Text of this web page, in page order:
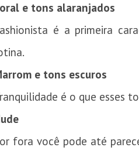
e tons alaranjados
é a primeira
e tons escuros
é o que esses
fora você pode até